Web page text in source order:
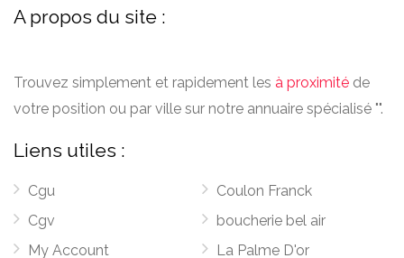
A propos du site :
Trouvez simplement et rapidement les à proximité de
votre position ou par ville sur notre annuaire spécialisé "".
Liens utiles :
Cgu
Cgv
My Account
Coulon Franck
boucherie bel air
La Palme D'or